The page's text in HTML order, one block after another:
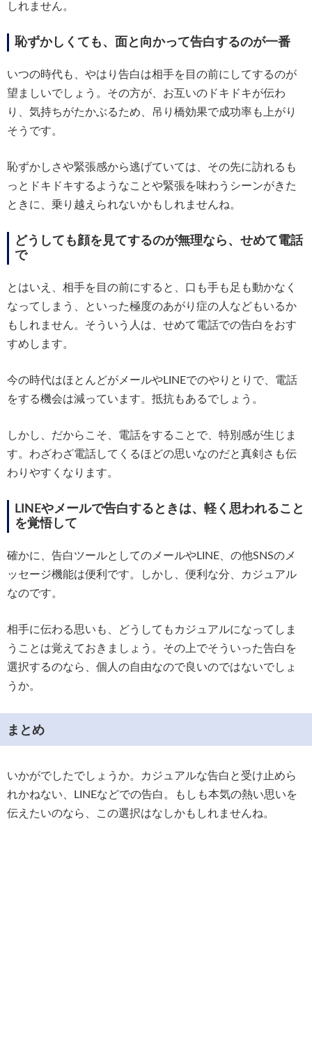
しれません。
恥ずかしくても、面と向かって告白するのが一番
いつの時代も、やはり告白は相手を目の前にしてするのが
望ましいでしょう。その方が、お互いのドキドキが伝わ
り、気持ちがたかぶるため、吊り橋効果で成功率も上がり
そうです。
恥ずかしさや緊張感から逃げていては、その先に訪れるも
っとドキドキするようなことや緊張を味わうシーンがきた
ときに、乗り越えられないかもしれませんね。
どうしても顔を見てするのが無理なら、せめて電話
で
とはいえ、相手を目の前にすると、口も手も足も動かなく
なってしまう、といった極度のあがり症の人などもいるか
もしれません。そういう人は、せめて電話での告白をおす
すめします。
今の時代はほとんどがメールやLINEでのやりとりで、電話
をする機会は減っています。抵抗もあるでしょう。
しかし、だからこそ、電話をすることで、特別感が生じま
す。わざわざ電話してくるほどの思いなのだと真剣さも伝
わりやすくなります。
LINEやメールで告白するときは、軽く思われること
を覚悟して
確かに、告白ツールとしてのメールやLINE、の他SNSのメ
ッセージ機能は便利です。しかし、便利な分、カジュアル
なのです。
相手に伝わる思いも、どうしてもカジュアルになってしま
うことは覚えておきましょう。その上でそういった告白を
選択するのなら、個人の自由なので良いのではないでしょ
うか。
まとめ
いかがでしたでしょうか。カジュアルな告白と受け止めら
れかねない、LINEなどでの告白。もしも本気の熱い思いを
伝えたいのなら、この選択はなしかもしれませんね。